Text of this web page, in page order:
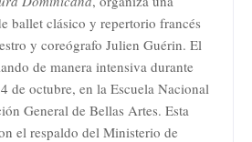
ballet clásico y repertorio francés
y coreógrafo Julien Guérin. El
de manera intensiva durante
de octubre, en la Escuela Nacional
General de Bellas Artes. Esta
el respaldo del Ministerio de